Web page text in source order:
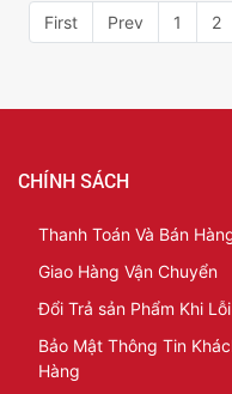
First Prev 1 2
CHÍNH SÁCH
Thanh Toán Và Bán
Giao Hàng Vận Chuyển
Đổi Trả sản Phẩm Khi Lỗi
Bảo Mật Thông Tin
Hàng